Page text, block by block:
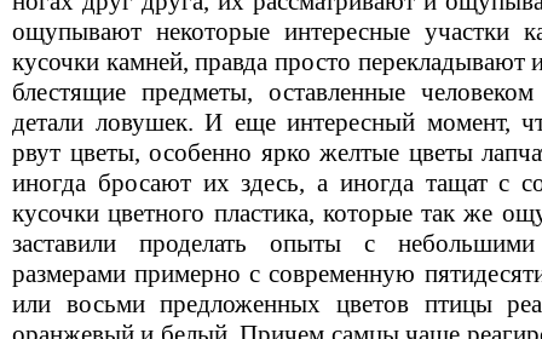
ощупывают некоторые интересные участки
кусочки камней, правда просто перекладывают
блестящие предметы, оставленные
детали ловушек. И еще интересный момент,
рвут цветы, особенно ярко желтые цветы
иногда бросают их здесь, а иногда тащат с
кусочки цветного пластика, которые так же
заставили проделать опыты с
размерами примерно с современную
или восьми предложенных цветов птицы